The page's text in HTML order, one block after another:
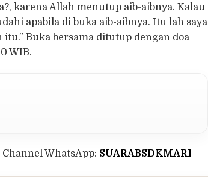
karena Allah menutup aib-aibnya. Kalau
apabila di buka aib-aibnya. Itu lah saya
Buka bersama ditutup dengan doa
WIB.
Channel WhatsApp: SUARABSDKMARI